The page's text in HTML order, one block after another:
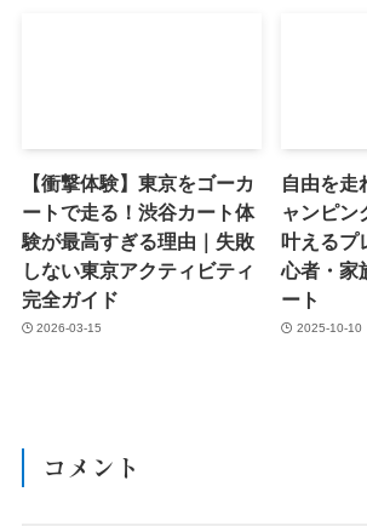
【衝撃体験】東京をゴーカ
ートで走る！渋谷カート体
験が最高すぎる理由｜失敗
しない東京アクティビティ
完全ガイド
2026-03-15
自由を走
ャンピン
叶えるプ
心者・家
ート
2025-10-10
コメント